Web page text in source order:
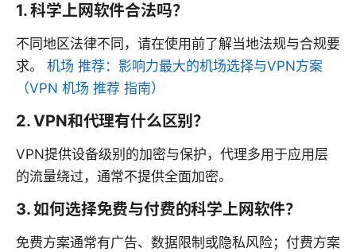
1. 科学上网软件合法吗？
不同地区法律不同，请在使用前了解当地法规与合规要
求。 机场 推荐：影响力最大的机场选择与VPN方案
（VPN 机场 推荐 指南）
2. VPN和代理有什么区别？
VPN提供设备级别的加密与保护，代理多用于应用层
的流量绕过，通常不提供全面加密。
3. 如何选择免费与付费的科学上网软件？
免费方案通常有广告、数据限制或隐私风险；付费方案